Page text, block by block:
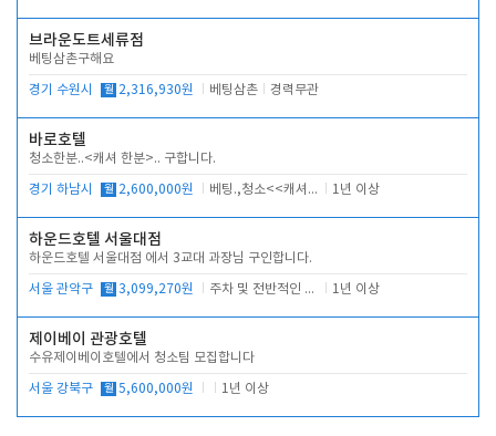
브라운도트세류점
베팅삼촌구해요
경기 수원시 월 2,316,930원 베팅삼촌 경력무관
바로호텔
청소한분..<캐셔 한분>.. 구합니다.
경기 하남시 월 2,600,000원 베팅.,청소<<캐셔 모셔봅니다. 1년 이상
하운드호텔 서울대점
하운드호텔 서울대점 에서 3교대 과장님 구인합니다.
서울 관악구 월 3,099,270원 주차 및 전반적인 당번업무 1년 이상
제이베이 관광호텔
수유제이베이호텔에서 청소팀 모집합니다
서울 강북구 월 5,600,000원 1년 이상